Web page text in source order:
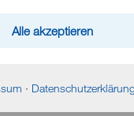
Alle akzeptieren
· Datenschutzerklärung
an diesem Abend
der Ausbildung werden
Dies geschieht immer
Alle
104 neben dem